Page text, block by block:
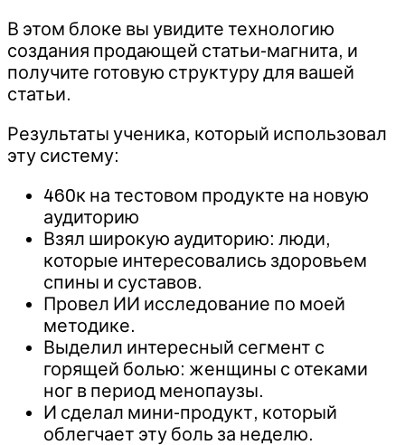
В этом блоке вы увидите технологию
создания продающей статьи-магнита, и
получите готовую структуру для вашей
статьи.
Результаты ученика, который использовал
эту систему:
460к на тестовом продукте на новую
аудиторию
Взял широкую аудиторию: люди,
которые интересовались здоровьем
спины и суставов.
Провел ИИ исследование по моей
методике.
Выделил интересный сегмент с
горящей болью: женщины с отеками
ног в период менопаузы.
И сделал мини-продукт, который
облегчает эту боль за неделю.